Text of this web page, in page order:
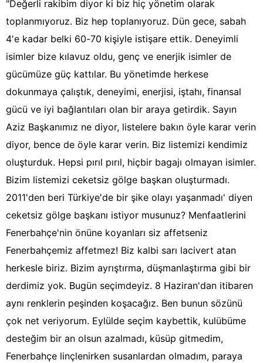
"Değerli rakibim diyor ki biz hiç yönetim olarak
toplanmıyoruz. Biz hep toplanıyoruz. Dün gece, sabah
4'e kadar belki 60-70 kişiyle istişare ettik. Deneyimli
isimler bize kılavuz oldu, genç ve enerjik isimler de
gücümüze güç kattılar. Bu yönetimde herkese
dokunmaya çalıştık, deneyimi, enerjisi, iştahı, finansal
gücü ve iyi bağlantıları olan bir araya getirdik. Sayın
Aziz Başkanımız ne diyor, listelere bakın öyle karar verin
diyor, bence de öyle karar verin. Biz listemizi kendimiz
oluşturduk. Hepsi pırıl pırıl, hiçbir bagajı olmayan isimler.
Bizim listemizi ceketsiz gölge başkan oluşturmadı.
2011'den beri Türkiye'de bir şike olayı yaşanmadı' diyen
ceketsiz gölge başkanı istiyor musunuz? Menfaatlerini
Fenerbahçe'nin önüne koyanları siz affetseniz
Fenerbahçemiz affetmez! Biz kalbi sarı lacivert atan
herkesle biriz. Bizim ayrıştırma, düşmanlaştırma gibi bir
derdimiz yok. Bugün seçimdeyiz. 8 Haziran'dan itibaren
aynı renklerin peşinden koşacağız. Ben bunun sözünü
çok net veriyorum. Eylülde seçim kaybettik, kulübüme
desteğim bir an olsun azalmadı, küsüp gitmedim,
Fenerbahçe linçlenirken susanlardan olmadım, paraya